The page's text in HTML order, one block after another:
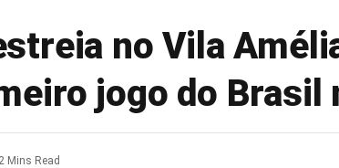
no Vila
jogo do Brasil
2 Mins Read